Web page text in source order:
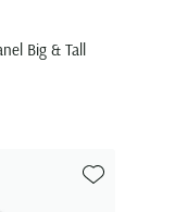
Big & Tall